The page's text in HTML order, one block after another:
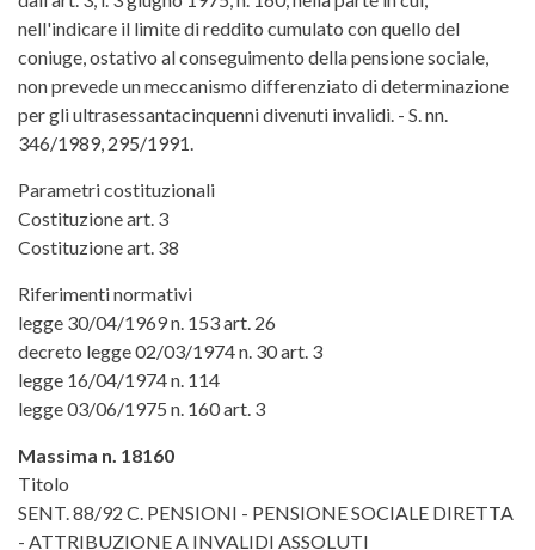
nell'indicare il limite di reddito cumulato con quello del
coniuge, ostativo al conseguimento della pensione sociale,
non prevede un meccanismo differenziato di determinazione
per gli ultrasessantacinquenni divenuti invalidi. - S. nn.
346/1989, 295/1991.
Parametri costituzionali
Costituzione art. 3
Costituzione art. 38
Riferimenti normativi
legge 30/04/1969 n. 153 art. 26
decreto legge 02/03/1974 n. 30 art. 3
legge 16/04/1974 n. 114
legge 03/06/1975 n. 160 art. 3
Massima n. 18160
Titolo
SENT. 88/92 C. PENSIONI - PENSIONE SOCIALE DIRETTA
- ATTRIBUZIONE A INVALIDI ASSOLUTI